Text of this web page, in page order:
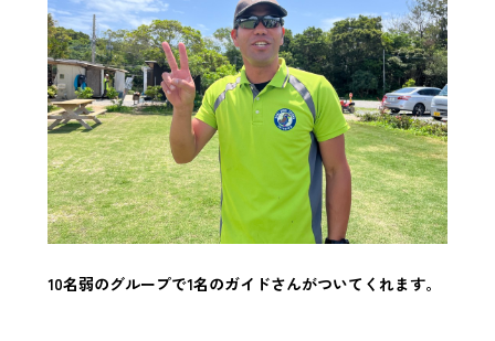
10名弱のグループで1名のガイドさんがついてくれます。